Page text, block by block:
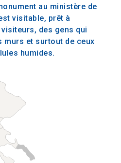
au ministère de
visitable, prêt à
des gens qui
murs et surtout de ceux
humides.